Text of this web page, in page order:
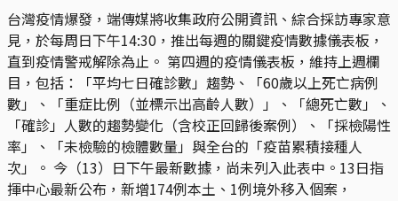
台灣疫情爆發，端傳媒將收集政府公開資訊、綜合採訪專家意
見，於每周日下午14:30，推出每週的關鍵疫情數據儀表板，
直到疫情警戒解除為止。 第四週的疫情儀表板，維持上週欄
目，包括：「平均七日確診數」趨勢、「60歲以上死亡病例
數」、「重症比例（並標示出高齡人數）」、「總死亡數」、
「確診」人數的趨勢變化（含校正回歸後案例）、「採檢陽性
率」、「未檢驗的檢體數量」與全台的「疫苗累積接種人
次」。 今（13）日下午最新數據，尚未列入此表中。13日指
揮中心最新公布，新增174例本土、1例境外移入個案，